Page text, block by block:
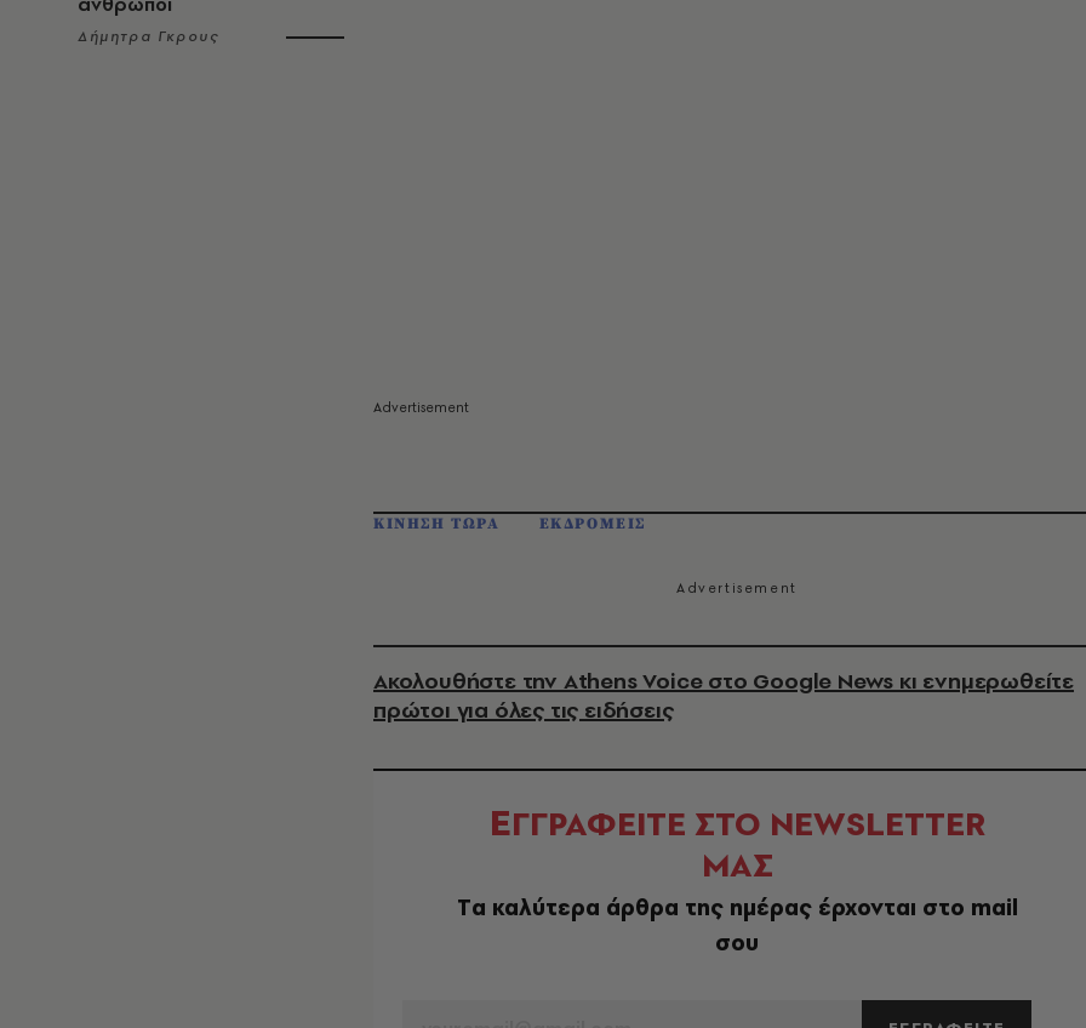
Δήμητρα Γκρους
ΚΙΝΗΣΗ ΤΩΡΑ ΕΚΔΡΟΜΕΙΣ
Ακολουθήστε την Athens Voice στο Google News κι ενημερωθείτε
πρώτοι για όλες τις ειδήσεις
ΕΓΓΡΑΦΕΙΤΕ ΣΤΟ NEWSLETTER
ΜΑΣ
Tα καλύτερα άρθρα της ημέρας έρχονται στο mail
σου